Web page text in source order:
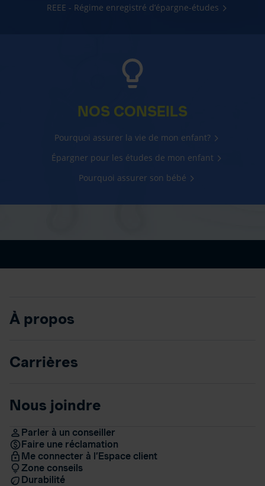
REEE - Régime enregistré d’épargne-études
NOS CONSEILS
Pourquoi assurer la vie de mon enfant?
Épargner pour les études de mon enfant
Pourquoi assurer son bébé
À propos
Carrières
Nous joindre
Parler à un conseiller
Faire une réclamation
Me connecter à l’Espace client
Zone conseils
Durabilité